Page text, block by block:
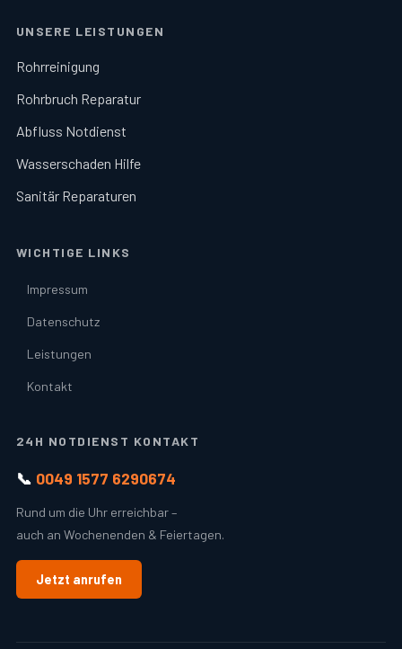
UNSERE LEISTUNGEN
Rohrreinigung
Rohrbruch Reparatur
Abfluss Notdienst
Wasserschaden Hilfe
Sanitär Reparaturen
WICHTIGE LINKS
Impressum
Datenschutz
Leistungen
Kontakt
24H NOTDIENST KONTAKT
📞 0049 1577 6290674
Rund um die Uhr erreichbar –
auch an Wochenenden & Feiertagen.
Jetzt anrufen